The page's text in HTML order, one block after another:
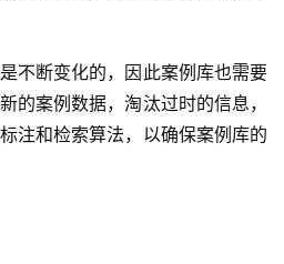
不断变化的，因此案例库也需要
的案例数据，淘汰过时的信息，
注和检索算法，以确保案例库的